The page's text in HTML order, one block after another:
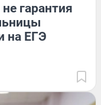
гарантия
на ЕГЭ